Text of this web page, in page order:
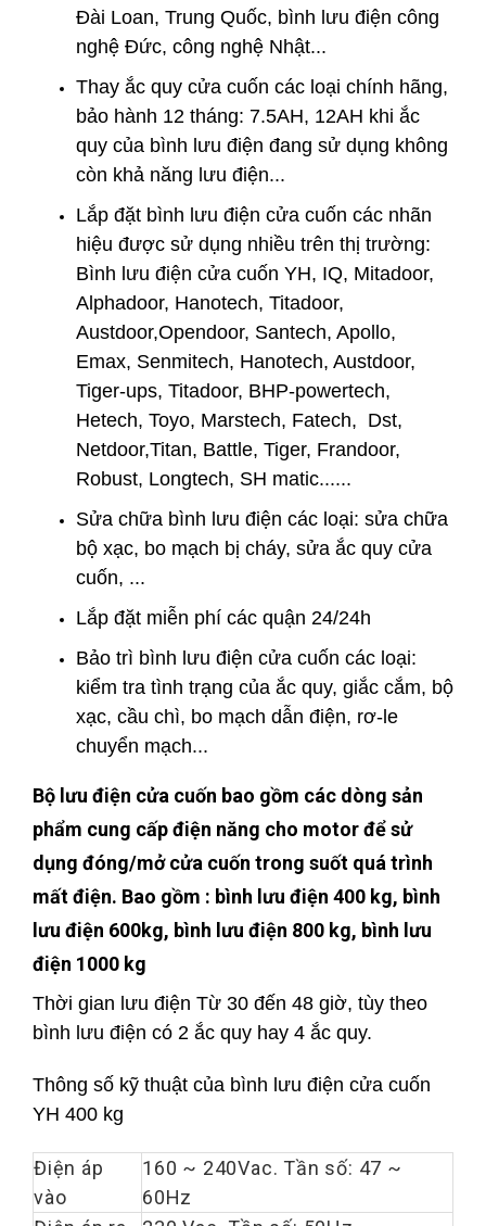
Đài Loan, Trung Quốc, bình lưu điện công
nghệ Đức, công nghệ Nhật...
Thay ắc quy cửa cuốn các loại chính hãng,
bảo hành 12 tháng: 7.5AH, 12AH khi ắc
quy của bình lưu điện đang sử dụng không
còn khả năng lưu điện...
Lắp đặt bình lưu điện cửa cuốn các nhãn
hiệu được sử dụng nhiều trên thị trường:
Bình lưu điện cửa cuốn YH, IQ, Mitadoor,
Alphadoor, Hanotech, Titadoor,
Austdoor,Opendoor, Santech, Apollo,
Emax, Senmitech, Hanotech, Austdoor,
Tiger-ups, Titadoor, BHP-powertech,
Hetech, Toyo, Marstech, Fatech, Dst,
Netdoor,Titan, Battle, Tiger, Frandoor,
Robust, Longtech, SH matic......
Sửa chữa bình lưu điện các loại: sửa chữa
bộ xạc, bo mạch bị cháy, sửa ắc quy cửa
cuốn, ...
Lắp đặt miễn phí các quận 24/24h
Bảo trì bình lưu điện cửa cuốn các loại:
kiểm tra tình trạng của ắc quy, giắc cắm, bộ
xạc, cầu chì, bo mạch dẫn điện, rơ-le
chuyển mạch...
Bộ lưu điện cửa cuốn bao gồm các dòng sản
phẩm cung cấp điện năng cho motor để sử
dụng đóng/mở cửa cuốn trong suốt quá trình
mất điện. Bao gồm : bình lưu điện 400 kg, bình
lưu điện 600kg, bình lưu điện 800 kg, bình lưu
điện 1000 kg
Thời gian lưu điện Từ 30 đến 48 giờ, tùy theo
bình lưu điện có 2 ắc quy hay 4 ắc quy.
Thông số kỹ thuật của bình lưu điện cửa cuốn
YH 400 kg
Điện áp
vào
160 ~ 240Vac. Tần số: 47 ~
60Hz